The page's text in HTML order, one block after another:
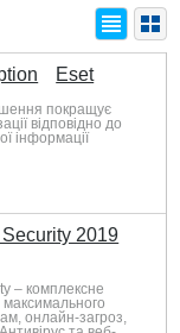
Eset
покращує
відповідно до
інформації
2019
– комплексне
онлайн-загроз,